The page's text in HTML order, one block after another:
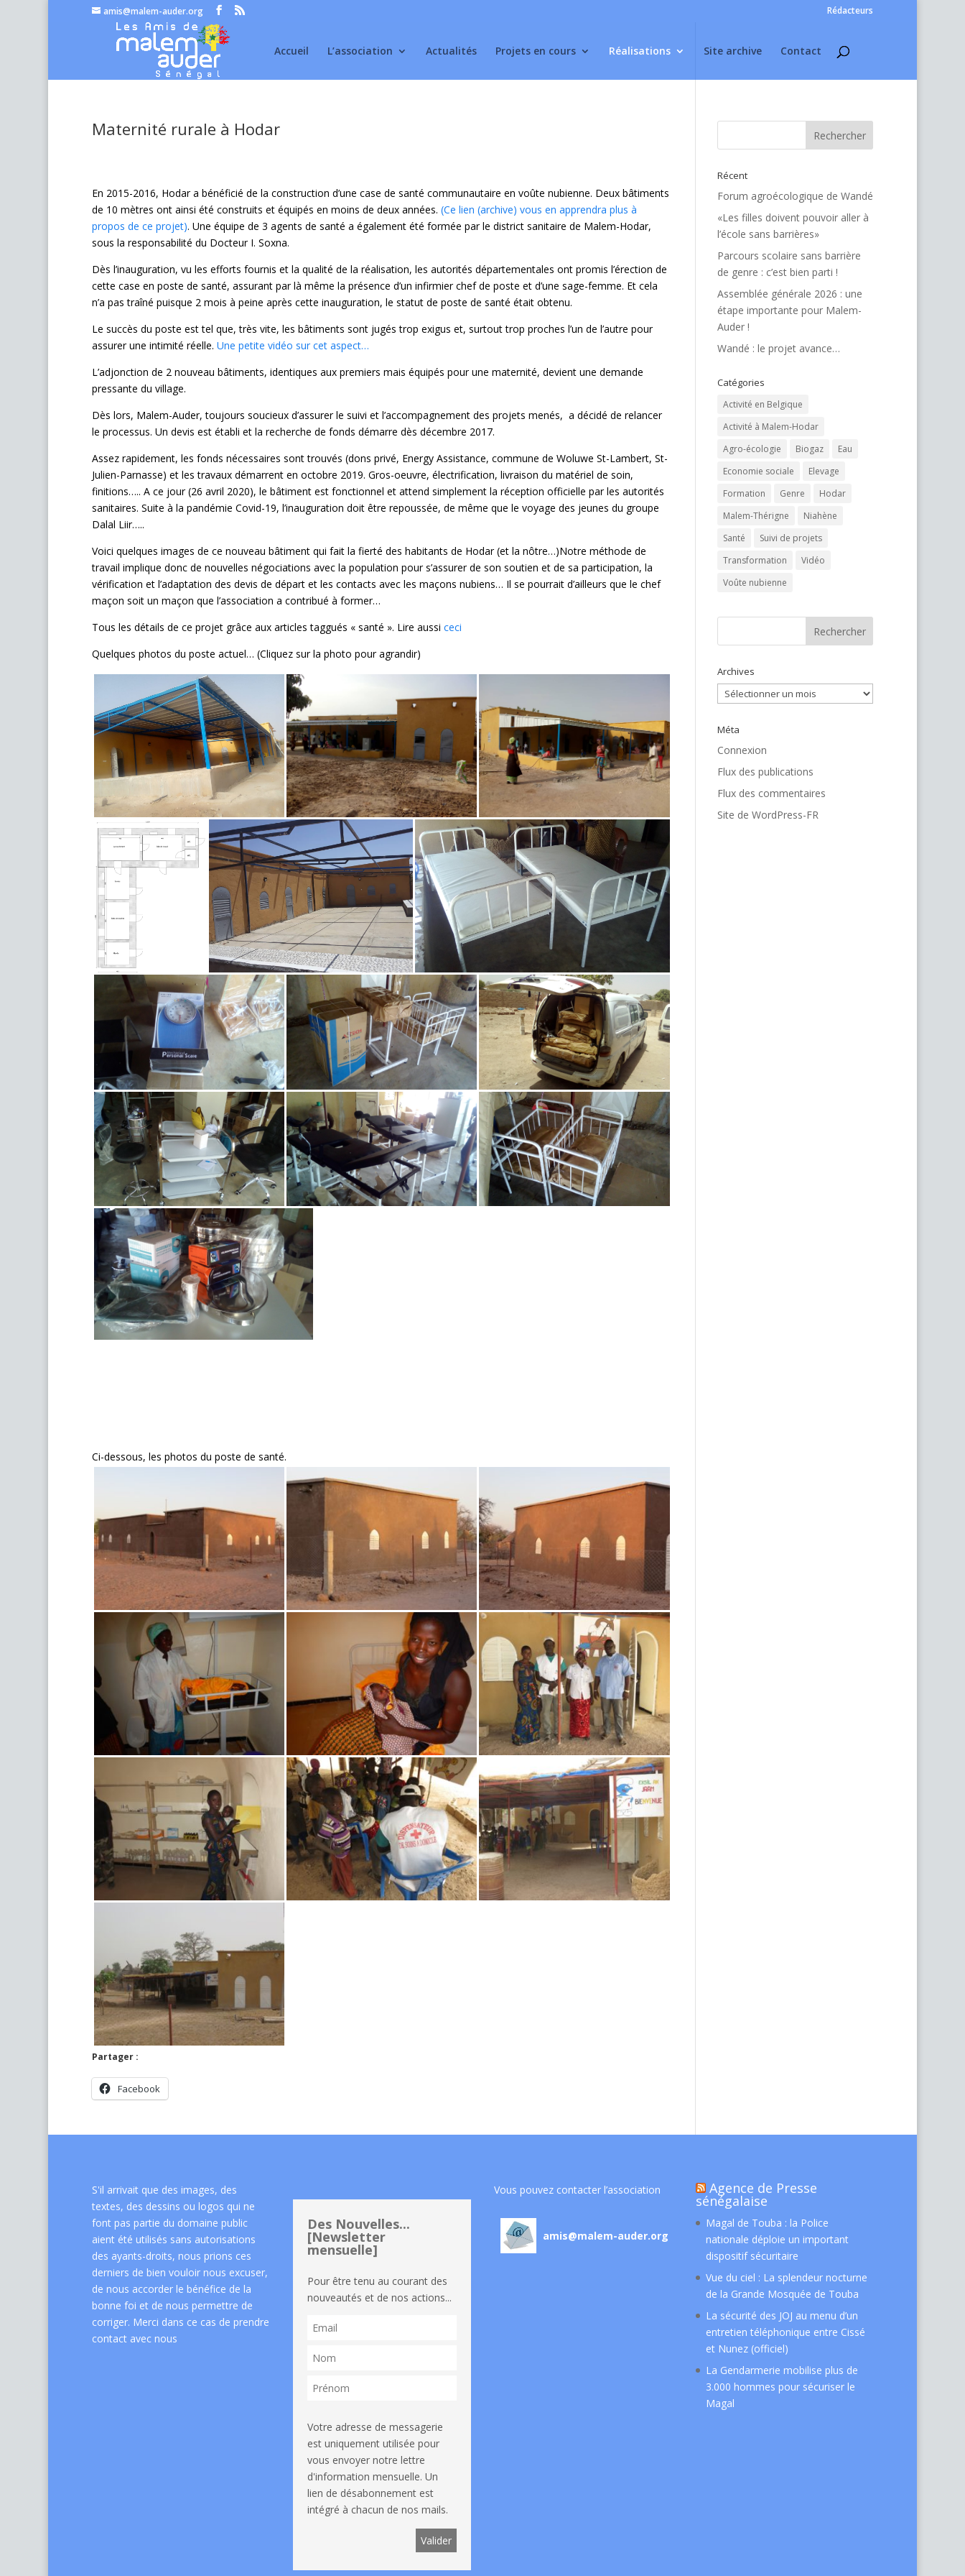
amis@malem-auder.org Rédacteurs
Accueil L’association Actualités Projets en cours Réalisations Site archive Contact
Maternité rurale à Hodar
En 2015-2016, Hodar a bénéficié de la construction d’une case de santé communautaire en voûte nubienne. Deux bâtiments
de 10 mètres ont ainsi été construits et équipés en moins de deux années. (Ce lien (archive) vous en apprendra plus à
propos de ce projet). Une équipe de 3 agents de santé a également été formée par le district sanitaire de Malem-Hodar,
sous la responsabilité du Docteur I. Soxna.
Dès l’inauguration, vu les efforts fournis et la qualité de la réalisation, les autorités départementales ont promis l’érection de
cette case en poste de santé, assurant par là même la présence d’un infirmier chef de poste et d’une sage-femme. Et cela
n’a pas traîné puisque 2 mois à peine après cette inauguration, le statut de poste de santé était obtenu.
Le succès du poste est tel que, très vite, les bâtiments sont jugés trop exigus et, surtout trop proches l’un de l’autre pour
assurer une intimité réelle. Une petite vidéo sur cet aspect…
L’adjonction de 2 nouveau bâtiments, identiques aux premiers mais équipés pour une maternité, devient une demande
pressante du village.
Dès lors, Malem-Auder, toujours soucieux d’assurer le suivi et l’accompagnement des projets menés, a décidé de relancer
le processus. Un devis est établi et la recherche de fonds démarre dès décembre 2017.
Assez rapidement, les fonds nécessaires sont trouvés (dons privé, Energy Assistance, commune de Woluwe St-Lambert, St-
Julien-Parnasse) et les travaux démarrent en octobre 2019. Gros-oeuvre, électrification, livraison du matériel de soin,
finitions….. A ce jour (26 avril 2020), le bâtiment est fonctionnel et attend simplement la réception officielle par les autorités
sanitaires. Suite à la pandémie Covid-19, l’inauguration doit être repoussée, de même que le voyage des jeunes du groupe
Dalal Liir…..
Voici quelques images de ce nouveau bâtiment qui fait la fierté des habitants de Hodar (et la nôtre…)Notre méthode de
travail implique donc de nouvelles négociations avec la population pour s’assurer de son soutien et de sa participation, la
vérification et l’adaptation des devis de départ et les contacts avec les maçons nubiens… Il se pourrait d’ailleurs que le chef
maçon soit un maçon que l’association a contribué à former…
Tous les détails de ce projet grâce aux articles taggués « santé ». Lire aussi ceci
Quelques photos du poste actuel… (Cliquez sur la photo pour agrandir)
Ci-dessous, les photos du poste de santé.
Partager :
Facebook
Récent
Forum agroécologique de Wandé
«Les filles doivent pouvoir aller à
l’école sans barrières»
Parcours scolaire sans barrière
de genre : c’est bien parti !
Assemblée générale 2026 : une
étape importante pour Malem-
Auder !
Wandé : le projet avance…
Catégories
Activité en Belgique
Activité à Malem-Hodar
Agro-écologie
Biogaz
Eau
Economie sociale
Elevage
Formation
Genre
Hodar
Malem-Thérigne
Niahène
Santé
Suivi de projets
Transformation
Vidéo
Voûte nubienne
Archives
Archives
Méta
Connexion
Flux des publications
Flux des commentaires
Site de WordPress-FR
S'il arrivait que des images, des
textes, des dessins ou logos qui ne
font pas partie du domaine public
aient été utilisés sans autorisations
des ayants-droits, nous prions ces
derniers de bien vouloir nous excuser,
de nous accorder le bénéfice de la
bonne foi et de nous permettre de
corriger. Merci dans ce cas de prendre
contact avec nous
Des Nouvelles...
[Newsletter
mensuelle]
Pour être tenu au courant des
nouveautés et de nos actions...
Votre adresse de messagerie
est uniquement utilisée pour
vous envoyer notre lettre
d'information mensuelle. Un
lien de désabonnement est
intégré à chacun de nos mails.
Vous pouvez contacter l’association
amis@malem-auder.org
Agence de Presse
sénégalaise
Magal de Touba : la Police
nationale déploie un important
dispositif sécuritaire
Vue du ciel : La splendeur nocturne
de la Grande Mosquée de Touba
La sécurité des JOJ au menu d’un
entretien téléphonique entre Cissé
et Nunez (officiel)
La Gendarmerie mobilise plus de
3.000 hommes pour sécuriser le
Magal